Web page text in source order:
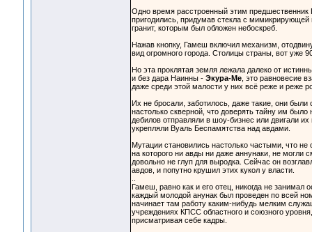
Одно время расстроенный этим предшественник
пригодились, придумав стекла с
гранит, которым был обложен небоскреб.
Нажав кнопку, Гамеш включил механизм,
вид огромного города. Столицы страны, вот уже
Но эта проклятая земля лежала далеко от
и без дара Наинны - Экура-Ме, это равновесие
даже среди этой малости у них всё реже и реже
Их не бросали, заботилось, даже такие, они
настолько скверной, что доверять тайну им
дебилов отправляли в шоу-бизнес или двигали
укрепляли Вуаль Беспамятства над авдами.
Мутации становились настолько частыми, что
на которого ни авды ни даже аннунаки, не могли
довольно не глуп для выродка. Сейчас он
авдов, и попутно крушил этих кукол у власти.
Гамеш, равно как и его отец, никогда не
каждый молодой анунак был проведен по всей
начинает там работу каким-нибудь мелким
учреждениях КПСС областного и союзного
присматривая себе кадры.